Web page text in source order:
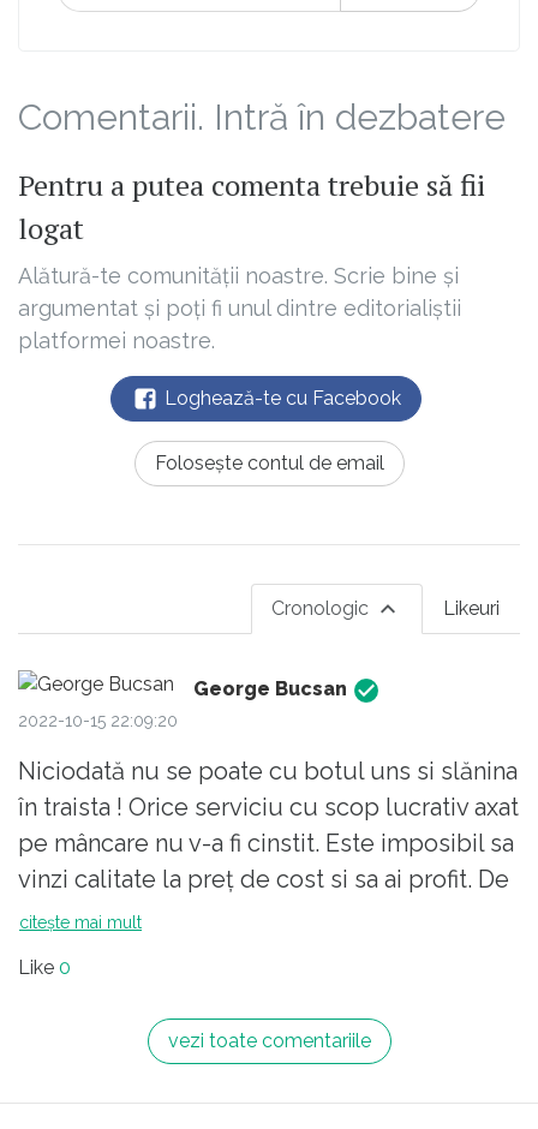
Comentarii. Intră în dezbatere
Pentru a putea comenta trebuie să fii
logat
Alătură-te comunității noastre. Scrie bine și
argumentat și poți fi unul dintre editorialiștii
platformei noastre.
Loghează-te cu Facebook
Folosește contul de email
Likeuri
Cronologic
George Bucsan
2022-10-15 22:09:20
Niciodată nu se poate cu botul uns si slănina
în traista ! Orice serviciu cu scop lucrativ axat
pe mâncare nu v-a fi cinstit. Este imposibil sa
vinzi calitate la preț de cost si sa ai profit. De
undeva trebuie sa iasă "banu" Si nu rămâne
nimeni pe lumea asta, cu atât mai puțin in
România. Doar igiena îți consumă 20% din
adaos... Marketing pentru români neinstruiti.
citește mai mult
Like 0
vezi toate comentariile